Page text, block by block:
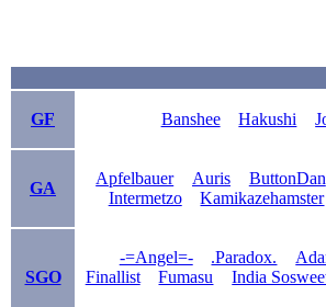
GF Banshee Hakushi
GA
Apfelbauer Auris ButtonDan
Intermetzo
Kamikazehamster
SGO
-=Angel=- .Paradox.
Finallist
Fumasu India